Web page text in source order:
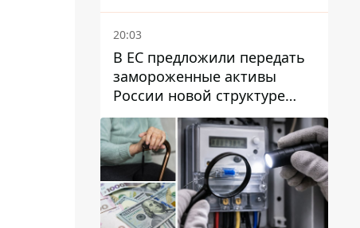
20:03
В ЕС предложили передать
замороженные активы
России новой структуре
блока